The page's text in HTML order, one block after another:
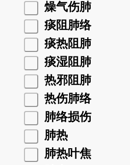
燥气伤肺
痰阻肺络
痰热阻肺
痰湿阻肺
热邪阻肺
热伤肺络
肺络损伤
肺热
肺热叶焦